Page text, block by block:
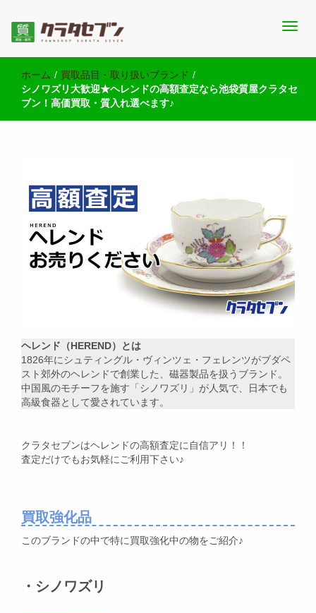
池袋の質屋クラタセブン 公式BLOG
績・販売商品情報や雑記をお届けします。
ホーム / 買取品目・取り扱いブランド /
シノワズリ大歓迎★ヘレンドの高額査定なら池袋質屋クラタセ
ブン！高価買取・質入れ選べます♪
ヘレンド（HEREND）とは
1826年にシュティングル・ヴィンツェ・フェレンツがブダペ
スト郊外のヘレンドで創業した、磁器製品を扱うブランド。
中国風のモチーフを施す「シノワズリ」が人気で、日本でも
高級食器として愛されています。
クラタセブンはヘレンドの高額査定に自信アリ！！
査定だけでもお気軽にご利用下さい♪
買取強化品
このブランドの中で特に買取強化中の物をご紹介♪
・シノワズリ